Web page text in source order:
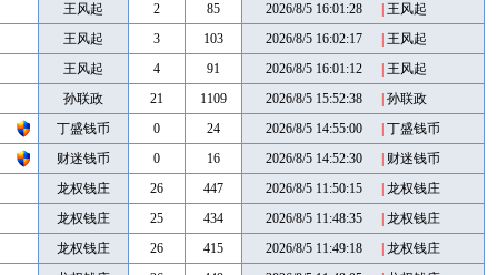
王风起
2 85 2026/8/5 16:01:28
王风起
王风起
3 103 2026/8/5 16:02:17
王风起
王风起
4 91 2026/8/5 16:01:12
王风起
孙联政
21 1109 2026/8/5 15:52:38
孙联政
丁盛钱币
0 24 2026/8/5 14:55:00
丁盛钱币
财迷钱币
0 16 2026/8/5 14:52:30
财迷钱币
龙权钱庄
26 447 2026/8/5 11:50:15
龙权钱庄
龙权钱庄
25 434 2026/8/5 11:48:35
龙权钱庄
龙权钱庄
26 415 2026/8/5 11:49:18
龙权钱庄